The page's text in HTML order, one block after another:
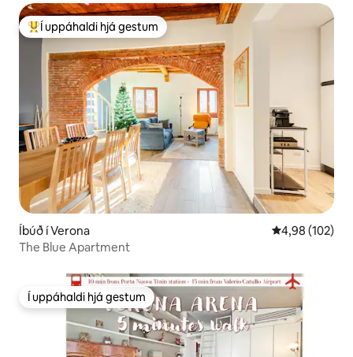
Í mestu uppáhaldi hjá gestum
Í uppáhaldi hjá gestum
Íbúð í Verona 4,98 af 5 í
4,98 (102)
The Blue Apartment
Í uppáhaldi hjá gestum
Í uppáhaldi hjá gestum